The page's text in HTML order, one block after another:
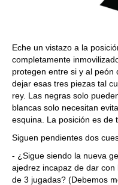
Eche un vistazo a la
completamente
protegen entre si y al peón
dejar esas tres piezas tal
rey. Las negras solo
blancas solo necesitan
esquina. La posición es de
Siguen pendientes dos
- ¿Sigue siendo la nueva
ajedrez incapaz de dar
de 3 jugadas? (Debemos